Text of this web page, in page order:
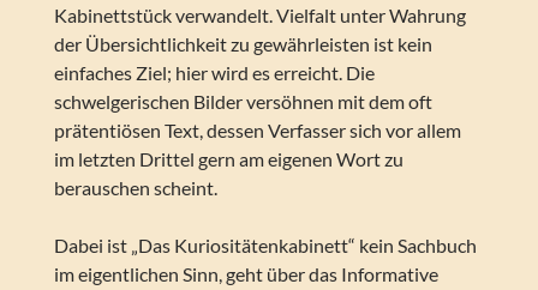
Kabinettstück verwandelt. Vielfalt unter Wahrung
der Übersichtlichkeit zu gewährleisten ist kein
einfaches Ziel; hier wird es erreicht. Die
schwelgerischen Bilder versöhnen mit dem oft
prätentiösen Text, dessen Verfasser sich vor allem
im letzten Drittel gern am eigenen Wort zu
berauschen scheint.
Dabei ist „Das Kuriositätenkabinett“ kein Sachbuch
im eigentlichen Sinn, geht über das Informative